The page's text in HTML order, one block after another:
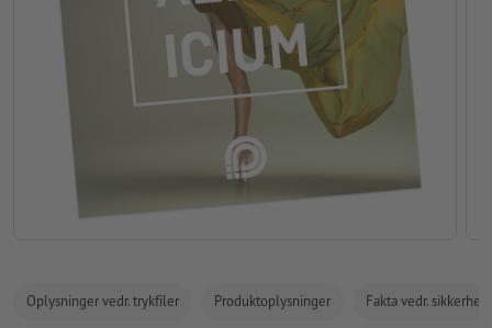
Oplysninger vedr. trykfiler Produktoplysninger Fakta vedr.